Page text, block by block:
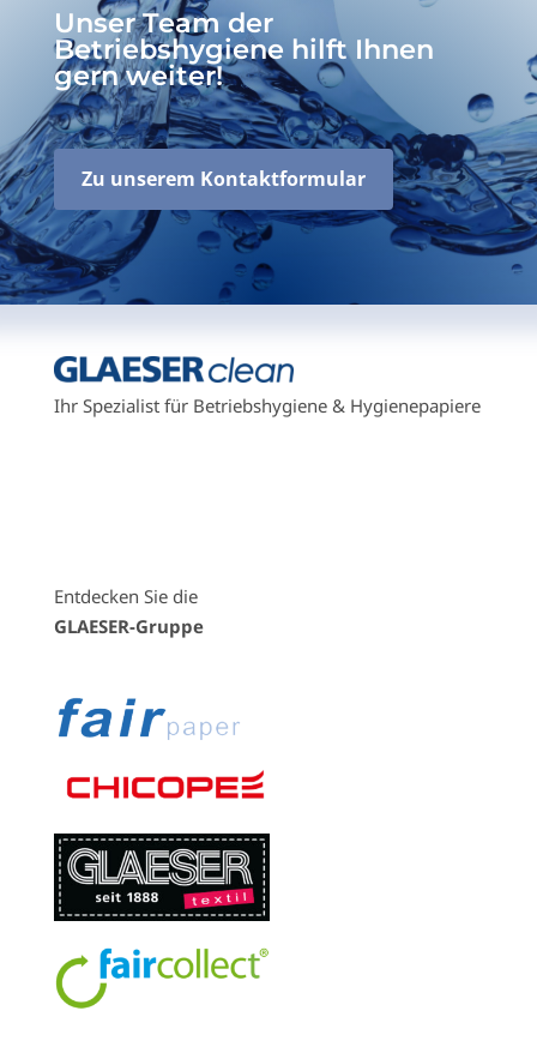
Unser Team der
Betriebshygiene hilft Ihnen
gern weiter!
Zu unserem Kontaktformular
Ihr Spezialist für Betriebshygiene & Hygienepapiere
Entdecken Sie die
GLAESER-Gruppe